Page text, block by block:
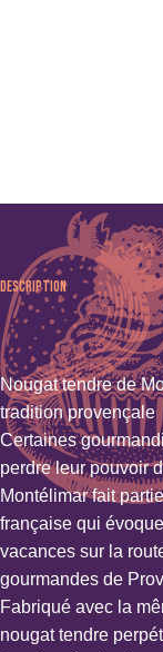
Description
Nougat tendre de
tradition provençale
Certaines
perdre leur pouvoir
Montélimar fait
française qui
vacances sur la
gourmandes de
Fabriqué avec la
nougat tendre